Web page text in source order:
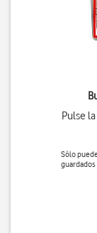
Pulse la
Sólo